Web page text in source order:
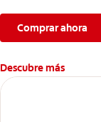
Comprar ahora
Descubre más